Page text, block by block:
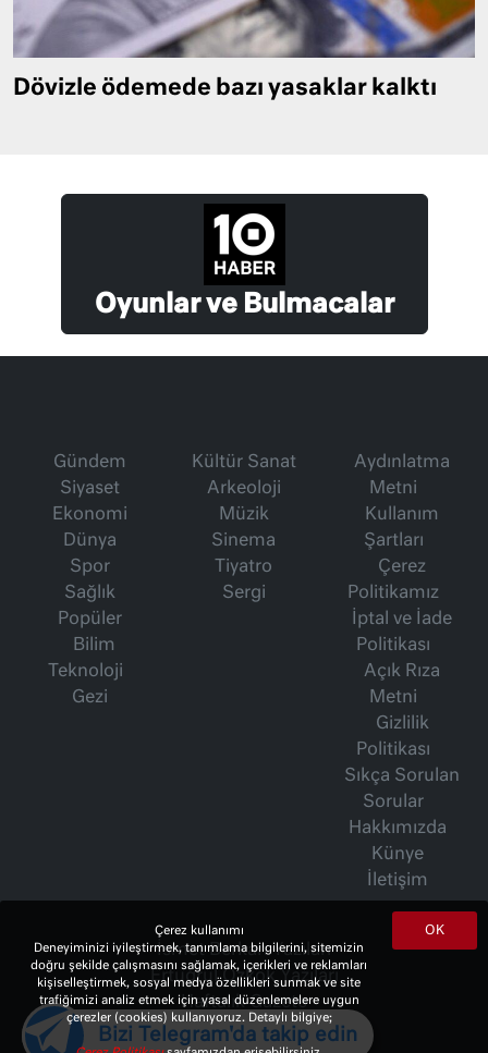
Dövizle ödemede bazı yasaklar kalktı
Oyunlar ve Bulmacalar
Gündem
Siyaset
Ekonomi
Dünya
Spor
Sağlık
Popüler
Bilim
Teknoloji
Gezi
Kültür Sanat
Arkeoloji
Müzik
Sinema
Tiyatro
Sergi
Aydınlatma
Metni
Kullanım
Şartları
Çerez
Politikamız
İptal ve İade
Politikası
Açık Rıza
Metni
Gizlilik
Politikası
Sıkça Sorulan
Sorular
Hakkımızda
Künye
İletişim
İsmet Berkan Yazıları
Ertuğrul Özkök Yazıları
Haftalık Gazete
OK
Çerez kullanımı
Deneyiminizi iyileştirmek, tanımlama bilgilerini, sitemizin
doğru şekilde çalışmasını sağlamak, içerikleri ve reklamları
kişiselleştirmek, sosyal medya özellikleri sunmak ve site
trafiğimizi analiz etmek için yasal düzenlemelere uygun
çerezler (cookies) kullanıyoruz. Detaylı bilgiye;
Bizi Telegram'da takip edin